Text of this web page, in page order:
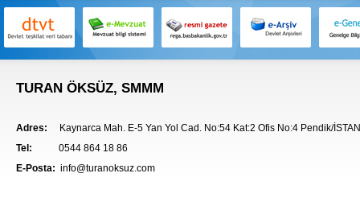
TURAN ÖKSÜZ, SMMM
Adres: Kaynarca Mah. E-5 Yan Yol Cad. No:54 Kat:2 Ofis No:4 Pendik/
Tel: 0544 864 18 86
E-Posta: info@turanoksuz.com